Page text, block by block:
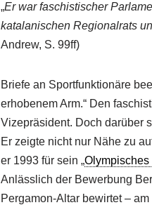
„Er war faschistischer
katalanischen Regionalrats
Andrew, S. 99ff)
Briefe an Sportfunktionäre
erhobenem Arm.“ Den
Vizepräsident. Doch darüber
Er zeigte nicht nur Nähe zu
er 1993 für sein „Olympisches
Anlässlich der Bewerbung
Pergamon-Altar bewirtet –